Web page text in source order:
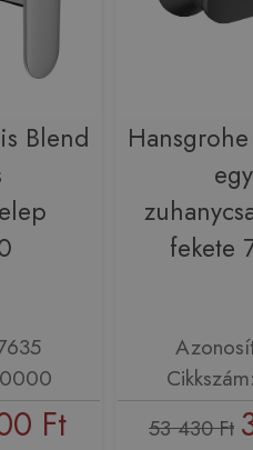
Blend
Ft
fekete
53 430 Ft